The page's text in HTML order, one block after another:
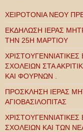
ΧΕΙΡΟΤΟΝΙΑ ΝΕΟΥ
ΕΚΔΗΛΩΣΗ ΙΕΡΑΣ
ΤΗΝ 25Η ΜΑΡΤΙΟΥ
ΣΧΟΛΕΙΩΝ ΣΤΑ
ΚΑΙ ΦΟΥΡΝΩΝ .
ΠΡΟΣΚΛΗΣΗ ΙΕΡΑΣ
ΑΓΙΟΒΑΣΙΛΟΠΙΤΑΣ
ΣΧΟΛΕΙΩΝ ΚΑΙ ΤΩΝ